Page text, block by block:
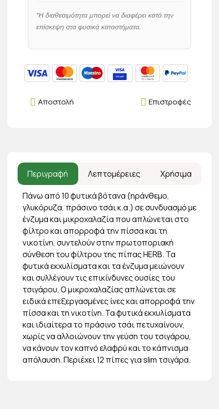
*Η διαθεσιμότητα μπορεί να διαφέρει κατά την
επίσκεψη στα φυσικά καταστήματα.
Επιστροφές
Αποστολή
Περιγραφή Λεπτομέρειες Χρήσιμα
Πάνω από 10 φυτικά βότανα (ηράνθεμο,
γλυκόρυζα, πράσινο τσάι κ.α.) σε συνδυασμό με
ένζυμα και μικροχαλαζία που απλώνεται στο
φίλτρο και απορροφά την πίσσα και τη
νικοτίνη, συντελούν στην πρωτοποριακή
σύνθεση του φίλτρου της πίπας HERB. Τα
φυτικά εκχυλίσματα και τα ένζυμα μειώνουν
και συλλέγουν τις επικίνδυνες ουσίες του
τσιγάρου. Ο μικροχαλαζίας απλώνεται σε
ειδικά επεξεργασμένες ίνες και απορροφά την
πίσσα και τη νικοτίνη. Τα φυτικά εκχυλίσματα
και ιδιαίτερα το πράσινο τσάι πετυχαίνουν,
χωρίς να αλλοιώνουν την γεύση του τσιγάρου,
να κάνουν τον καπνό ελαφρύ και το κάπνισμα
απόλαυση. Περιέχει 12 πίπες για slim τσιγάρα.